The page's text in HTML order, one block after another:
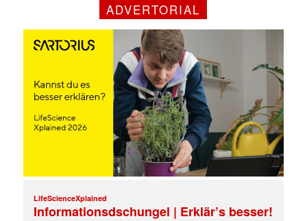
ADVERTORIAL
LifeScienceXplained
Informationsdschungel | Erklär’s besser!